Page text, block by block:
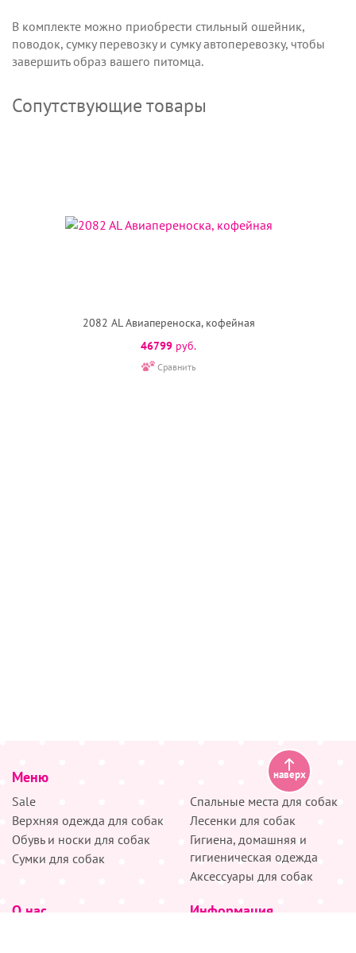
В комплекте можно приобрести стильный ошейник,
поводок, сумку перевозку и сумку автоперевозку, чтобы
завершить образ вашего питомца.
Сопутствующие товары
2082 AL Авиапереноска, кофейная
46799 руб.
Сравнить
Меню
Sale
Верхняя одежда для собак
Обувь и носки для собак
Сумки для собак
Спальные места для собак
Лесенки для собак
Гигиена, домашняя и
гигиеническая одежда
Аксессуары для собак
О нас Информация
наверх